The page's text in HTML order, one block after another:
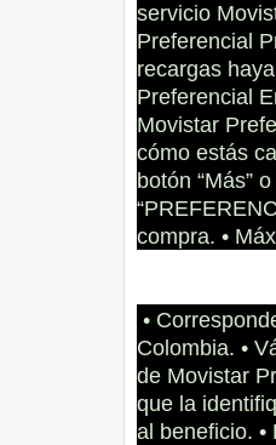
servicio
Preferencial
recargas
Preferencial
Movistar
cómo estás
botón “Más”
compra. •
•
Colombia. •
de Movistar
que la
al beneficio.